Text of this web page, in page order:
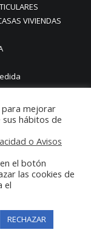
VIVIENDAS
MEDIDA
RESTAURANTES
para mejorar
hábitos de
o Avisos
el botón
las cookies de
el
RECHAZAR